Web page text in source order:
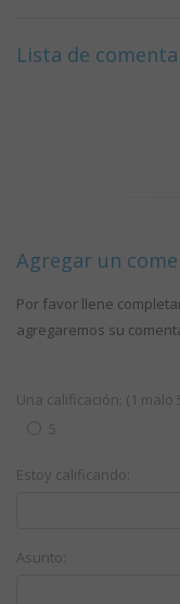
Lista de
Agregar un
Por favor llene
agregaremos su
Una calificación: (1 malo
5
Estoy calificando:
Asunto: